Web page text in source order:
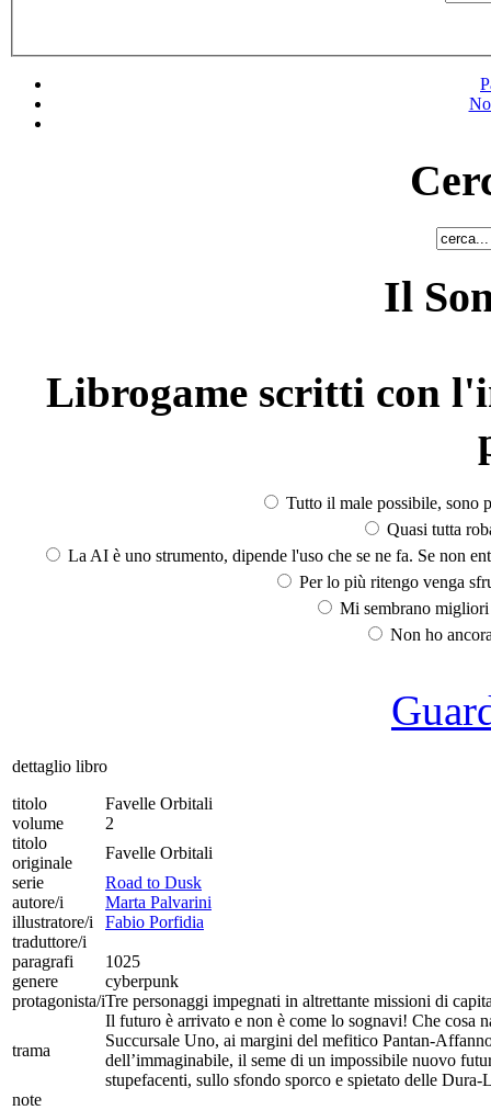
Il
Librogame scritti con
Tutto il male possibile, sono
Quasi tutta
La AI è uno strumento, dipende l'uso che se ne fa. Se non
Per lo più ritengo venga
Mi sembrano
Non ho
dettaglio libro
titolo
Favelle Orbitali
volume
2
titolo
originale
Favelle Orbitali
serie
Road to Dusk
autore/i
Marta Palvarini
illustratore/i
Fabio Porfidia
traduttore/i
paragrafi
1025
genere
cyberpunk
protagonista/iTre personaggi impegnati in altrettante missioni di
trama
Il futuro è arrivato e non è come lo sognavi! Che cosa
Succursale Uno, ai margini del mefitico Pantan-
dell’immaginabile, il seme di un impossibile nuovo
stupefacenti, sullo sfondo sporco e spietato delle
note